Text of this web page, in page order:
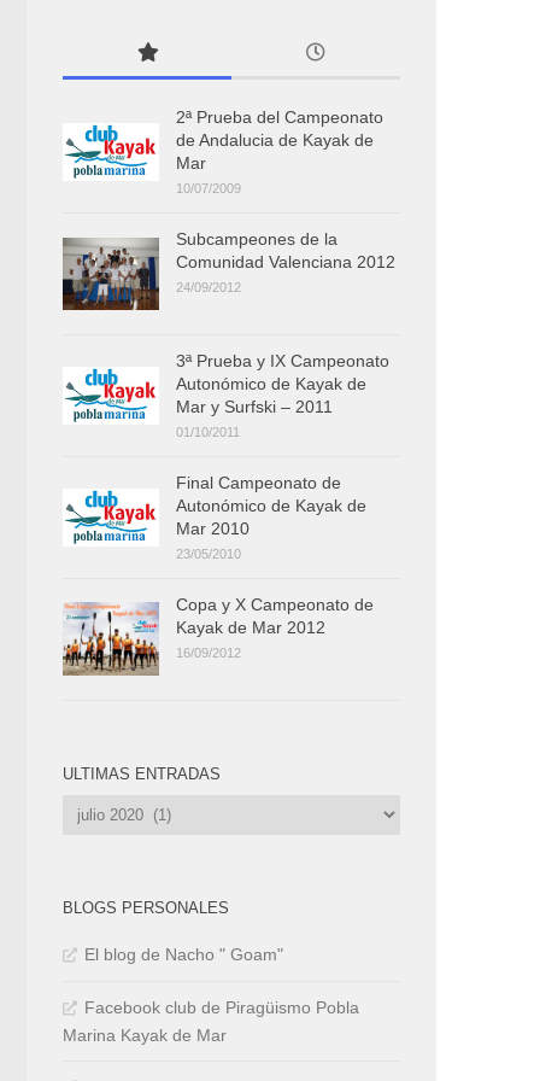
2ª Prueba del Campeonato
de Andalucia de Kayak de
Mar
10/07/2009
Subcampeones de la
Comunidad Valenciana 2012
24/09/2012
3ª Prueba y IX Campeonato
Autonómico de Kayak de
Mar y Surfski – 2011
01/10/2011
Final Campeonato de
Autonómico de Kayak de
Mar 2010
23/05/2010
Copa y X Campeonato de
Kayak de Mar 2012
16/09/2012
ULTIMAS ENTRADAS
Ultimas
BLOGS PERSONALES
El blog de Nacho " Goam"
Facebook club de Piragüismo Pobla
Marina Kayak de Mar